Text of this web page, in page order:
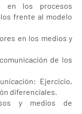
en los procesos
frente al modelo
en los medios y
de los
Ejercicio,
diferenciales.
y medios de